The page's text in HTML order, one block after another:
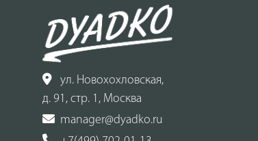
ул. Новохохловская,
д. 91, стр. 1, Москва
manager@dyadko.ru